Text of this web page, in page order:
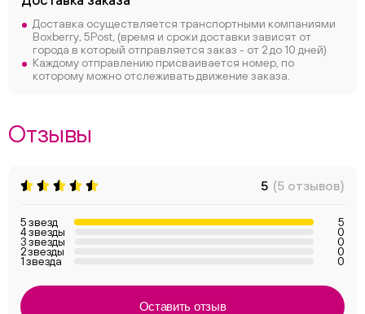
Доставка осуществляется транспортными компаниями
Boxberry, 5Post, (время и сроки доставки зависят от
города в который отправляется заказ - от 2 до 10 дней)
Каждому отправлению присваивается номер, по
которому можно отслеживать движение заказа.
Отзывы
5 (5 отзывов)
5 звезд 5
4 звезды 0
3 звезды 0
2 звезды 0
1 звезда 0
Оставить отзыв